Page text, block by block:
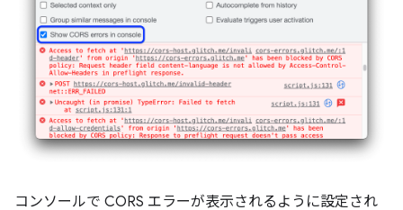
コンソールで CORS エラーが表示されるように設定され